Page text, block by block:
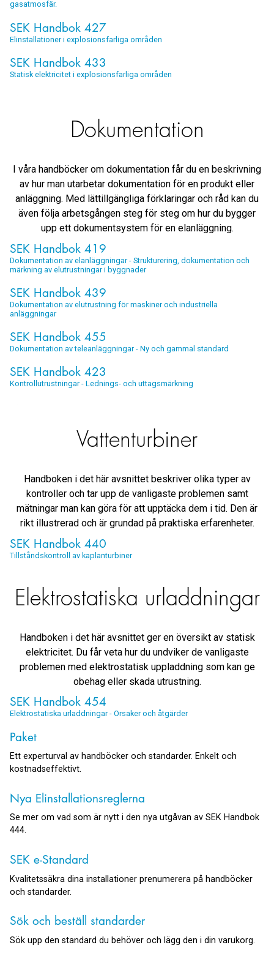
gasatmosfär.
SEK Handbok 427
Elinstallationer i explosionsfarliga områden
SEK Handbok 433
Statisk elektricitet i explosionsfarliga områden
Dokumentation
I våra handböcker om dokumentation får du en beskrivning
av hur man utarbetar dokumentation för en produkt eller
anläggning. Med lättillgängliga förklaringar och råd kan du
även följa arbetsgången steg för steg om hur du bygger
upp ett dokumentsystem för en elanläggning.
SEK Handbok 419
Dokumentation av elanläggningar - Strukturering, dokumentation och
märkning av elutrustningar i byggnader
SEK Handbok 439
Dokumentation av elutrustning för maskiner och industriella
anläggningar
SEK Handbok 455
Dokumentation av teleanläggningar - Ny och gammal standard
SEK Handbok 423
Kontrollutrustningar - Lednings- och uttagsmärkning
Vattenturbiner
Handboken i det här avsnittet beskriver olika typer av
kontroller och tar upp de vanligaste problemen samt
mätningar man kan göra för att upptäcka dem i tid. Den är
rikt illustrerad och är grundad på praktiska erfarenheter.
SEK Handbok 440
Tillståndskontroll av kaplanturbiner
Elektrostatiska urladdningar
Handboken i det här avsnittet ger en översikt av statisk
elektricitet. Du får veta hur du undviker de vanligaste
problemen med elektrostatisk uppladdning som kan ge
obehag eller skada utrustning.
SEK Handbok 454
Elektrostatiska urladdningar - Orsaker och åtgärder
Paket
Ett experturval av handböcker och standarder. Enkelt och
kostnadseffektivt.
Nya Elinstallationsreglerna
Se mer om vad som är nytt i den nya utgåvan av SEK Handbok
444.
SEK e-Standard
Kvalitetssäkra dina installationer prenumerera på handböcker
och standarder.
Sök och beställ standarder
Sök upp den standard du behöver och lägg den i din varukorg.